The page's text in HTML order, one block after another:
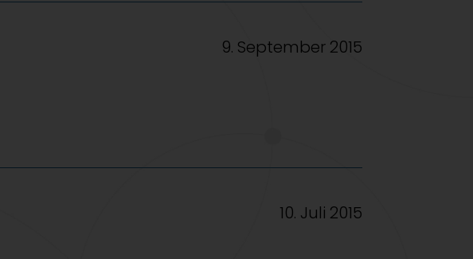
9. September 2015
10. Juli 2015